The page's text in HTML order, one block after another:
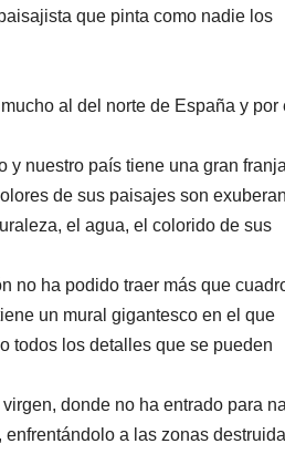
que pinta como nadie los
al del norte de España y por
y nuestro país tiene una gran
de sus paisajes son
el agua, el colorido de sus
no ha podido traer más que
un mural gigantesco en el que
todos los detalles que se pueden
donde no ha entrado para
a las zonas